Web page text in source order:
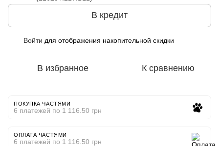
В кредит
Войти для отображения накопительной скидки
В избранное К сравнению
ПОКУПКА ЧАСТЯМИ
6 платежей по 1 116.50 грн
ОПЛАТА ЧАСТЯМИ
6 платежей по 1 116.50 грн